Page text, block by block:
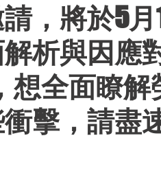
，將於5
析與因應
想全面瞭
擊，請盡